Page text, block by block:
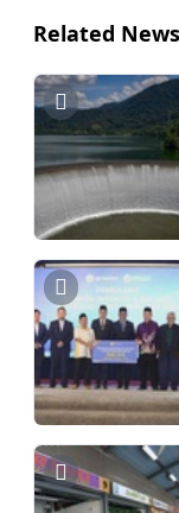
Related